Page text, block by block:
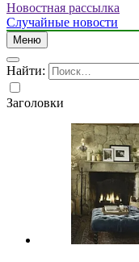
Новостная рассылка
Случайные новости
Меню
Найти:
Заголовки